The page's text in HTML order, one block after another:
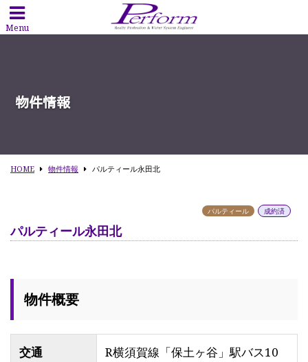
Menu
物件情報
HOME 物件情報 パルティール永田北
パルティール 成約済
パルティール永田北
物件概要
交通
R横須賀線「保土ヶ谷」駅バス10